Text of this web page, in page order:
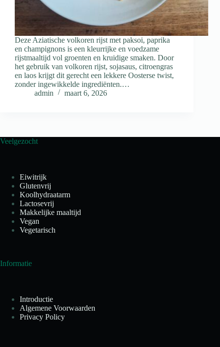
Deze Aziatische volkoren rijst met paksoi, paprika
en champignons is een kleurrijke en voedzame
rijstmaaltijd vol groenten en kruidige smaken. Door
het gebruik van volkoren rijst, sojasaus, citroengras
en laos krijgt dit gerecht een lekkere Oosterse twist,
zonder ingewikkelde ingrediënten.…
admin
maart 6, 2026
Veelgezocht
Eiwitrijk
Glutenvrij
Koolhydraatarm
Lactosevrij
Makkelijke maaltijd
Vegan
Vegetarisch
Informatie
Introductie
Algemene Voorwaarden
Privacy Policy